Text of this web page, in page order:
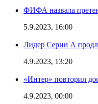
ФИФА назвала
5.9.2023, 16:00
Лидер Серии А
4.9.2023, 13:20
«Интер» повторил
4.9.2023, 00:00